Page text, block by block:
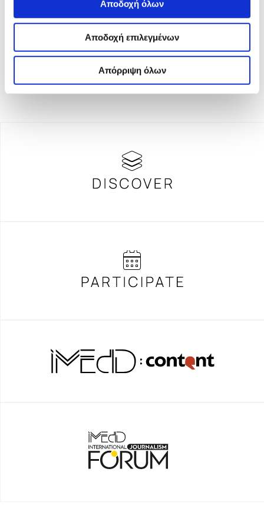
Αποδοχή όλων
Αποδοχή επιλεγμένων
Απόρριψη όλων
το Ίδρυμα Σταύρος Νιάρχος (ΙΣΝ). Αποστολή του είναι η
ενίσχυση της διαφάνειας, της αξιοπιστίας και της
ανεξαρτησίας στη δημοσιογραφία.